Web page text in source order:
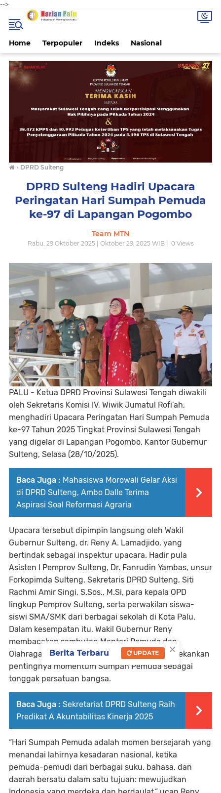
-->
Home Terpopuler Indeks Nasional
› DPRD Sulteng
DPRD Sulteng Hadiri Upacara
Peringatan Hari Sumpah Pemuda
ke-97 di Lapangan Pogombo
Team MTN
Rabu, 29 Oktober 2025 | Oktober 29, 2025 WIB | 0Views
PALU - Ketua DPRD Provinsi Sulawesi Tengah diwakili
oleh Sekretaris Komisi IV, Wiwik Jumatul Rofi’ah,
menghadiri Upacara Peringatan Hari Sumpah Pemuda
ke-97 Tahun 2025 Tingkat Provinsi Sulawesi Tengah
yang digelar di Lapangan Pogombo, Kantor Gubernur
Sulteng, Selasa (28/10/2025).
Baca Juga : Mahasiswa Morowali Gelar Aksi
di DPRD Sulteng, Ambo Dalle Terima
Aspirasi Soal Reformasi Agraria
Upacara tersebut dipimpin langsung oleh Wakil
Gubernur Sulteng, dr. Reny A. Lamadjido, yang
bertindak sebagai inspektur upacara. Hadir pula
Asisten I Pemprov Sulteng, Dr. Fanrudin Yambas, unsur
Forkopimda Sulteng, Sekretaris DPRD Sulteng, Siti
Rachmi Amir Singi, S.Sos., M.Si, para kepala OPD
lingkup Pemprov Sulteng, serta perwakilan siswa-
siswi SMA/SMK dari berbagai sekolah di Kota Palu.
Dalam kesempatan itu, Wakil Gubernur Reny
membacakan sambutan Menteri Pemuda dan
Olahraga (Menpora) RI, Erick Thohir, yang menekankan
pentingnya momentum Sumpah Pemuda sebagai
tonggak persatuan bangsa.
Baca Juga : Sekretariat DPRD Sulteng Raih
Predikat A Akuntabilitas Kinerja 2025
“Hari Sumpah Pemuda adalah momen bersejarah yang
menandai lahirnya kesadaran nasional, ketika
pemuda-pemudi dari berbagai suku, bahasa, dan
daerah bersatu dalam satu tujuan: mewujudkan
×
Berita Terbaru UPDATE